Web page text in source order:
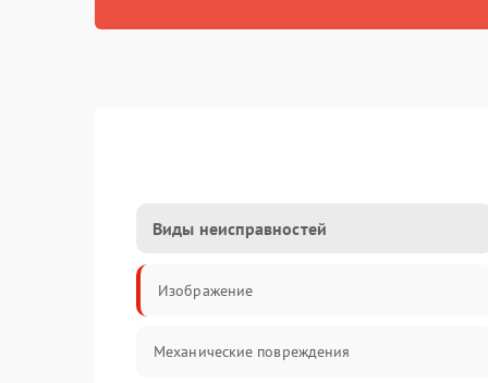
Виды неисправностей
Изображение
Механические повреждения